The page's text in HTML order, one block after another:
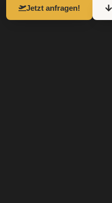
Jetzt anfragen!